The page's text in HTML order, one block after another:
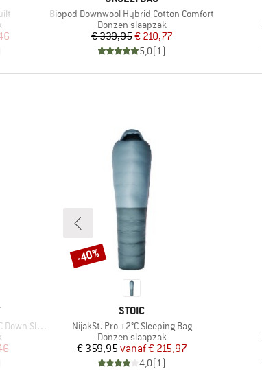
prijs
Artikel
Biopod Downwool Hybrid Cotton Comfort
Productgroep
Donzen slaapzak
Prijs
€ 339,95Verlaagde prijs
€ 210,77
5,0(1)
Bag
prijs
MERK
STOIC
Artikel
NijakSt. Pro +2°C Sleeping Bag
Productgroep
Donzen slaapzak
Prijs
€ 359,95 Verlaagde prijs
vanaf€ 215,97
4,0(1)
Korting
-40%